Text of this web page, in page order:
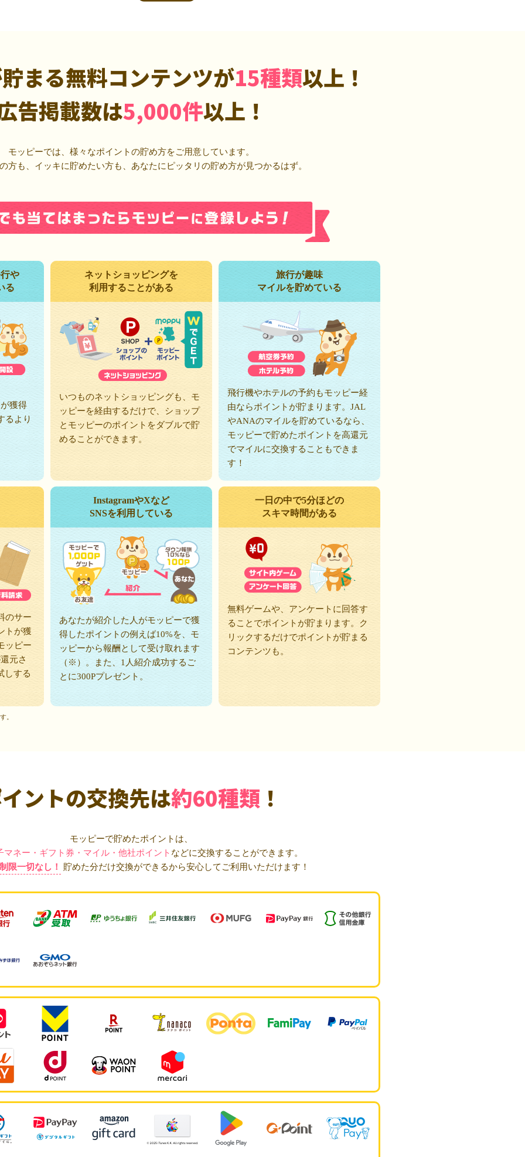
まる無料コンテンツが15種類以上！
告掲載数は5,000件以上！
モッピーでは、様々なポイントの貯め方をご用意しています。
方も、イッキに貯めたい方も、あなたにピッタリの貯め方が見つかるはず。
や
る
獲得
るより
ネットショッピングを
利用することがある
いつものネットショッピングも、モ
ッピーを経由するだけで、ショップ
とモッピーのポイントをダブルで貯
めることができます。
旅行が趣味
マイルを貯めている
飛行機やホテルの予約もモッピー経
由ならポイントが貯まります。JAL
やANAのマイルを貯めているなら、
モッピーで貯めたポイントを高還元
でマイルに交換することもできま
す！
のサー
トが獲
ッピー
元さ
しする
InstagramやXなど
SNSを利用している
あなたが紹介した人がモッピーで獲
得したポイントの例えば10%を、モ
ッピーから報酬として受け取れます
（※）。また、1人紹介成功するご
とに300Pプレゼント。
一日の中で5分ほどの
スキマ時間がある
無料ゲームや、アンケートに回答す
ることでポイントが貯まります。ク
リックするだけでポイントが貯まる
コンテンツも。
。
ントの交換先は約60種類 ！
モッピーで貯めたポイントは、
マネー・ギフト券・マイル・他社ポイント などに交換することができます。
限一切なし！
貯めた分だけ交換ができるから安心してご利用いただけます！